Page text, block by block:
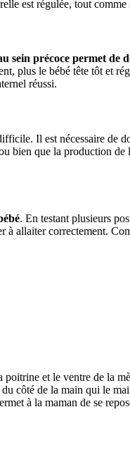
est régulée, tout
sein précoce permet de
le bébé tête tôt et
réussi.
Il est nécessaire de
bien que la production de
. En testant plusieurs
allaiter correctement.
et le ventre de la
côté de la main qui le
à la maman de se